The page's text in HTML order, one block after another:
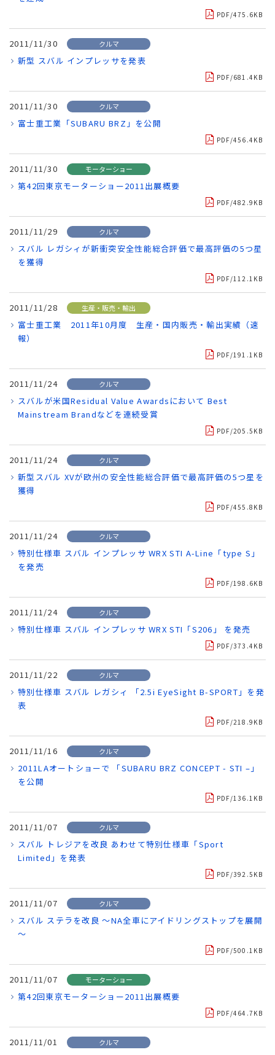
PDF/475.6KB
2011/11/30 クルマ
新型 スバル インプレッサを発表
PDF/681.4KB
2011/11/30 クルマ
富士重工業「SUBARU BRZ」を公開
PDF/456.4KB
2011/11/30 モーターショー
第42回東京モーターショー2011出展概要
PDF/482.9KB
2011/11/29 クルマ
スバル レガシィが新衝突安全性能総合評価で最高評価の5つ星
を獲得
PDF/112.1KB
2011/11/28 生産・販売・輸出
富士重工業 2011年10月度 生産・国内販売・輸出実績（速
報）
PDF/191.1KB
2011/11/24 クルマ
スバルが米国Residual Value Awardsにおいて Best
Mainstream Brandなどを連続受賞
PDF/205.5KB
2011/11/24 クルマ
新型スバル XVが欧州の安全性能総合評価で最高評価の5つ星を
獲得
PDF/455.8KB
2011/11/24 クルマ
特別仕様車 スバル インプレッサ WRX STI A-Line「type S」
を発売
PDF/198.6KB
2011/11/24 クルマ
特別仕様車 スバル インプレッサ WRX STI「S206」 を発売
PDF/373.4KB
2011/11/22 クルマ
特別仕様車 スバル レガシィ 「2.5i EyeSight B-SPORT」を発
表
PDF/218.9KB
2011/11/16 クルマ
2011LAオートショーで 「SUBARU BRZ CONCEPT - STI –」
を公開
PDF/136.1KB
2011/11/07 クルマ
スバル トレジアを改良 あわせて特別仕様車「Sport
Limited」を発表
PDF/392.5KB
2011/11/07 クルマ
スバル ステラを改良 ～NA全車にアイドリングストップを展開
～
PDF/500.1KB
2011/11/07 モーターショー
第42回東京モーターショー2011出展概要
PDF/464.7KB
2011/11/01 クルマ